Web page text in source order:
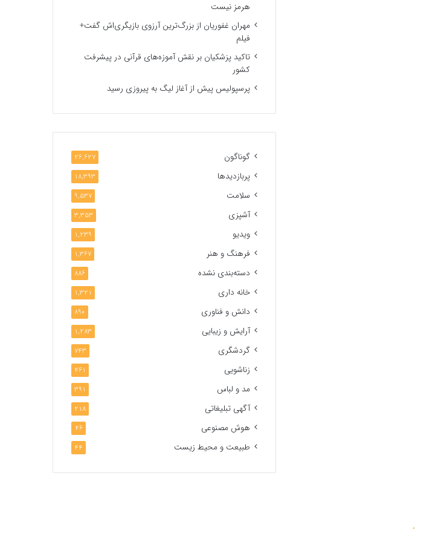
هرمز نیست
مهران غفوریان از بزرگ‌ترین آرزوی بازیگری‌اش گفت+
فیلم
تاکید پزشکیان بر نقش آموزه‌های قرآنی در پیشرفت
کشور
پرسپولیس پیش از آغاز لیگ به پیروزی رسید
گوناگون 26,627
پربازدیدها 18,393
سلامت 9,537
آشپزی 3,353
ویدیو 1,239
فرهنگ و هنر 1,367
دسته‌بندی نشده 886
خانه داری 1,321
دانش و فناوری 890
آرایش و زیبایی 1,283
گردشگری 743
زناشویی 461
مد و لباس 391
آگهی تبلیغاتی 218
هوش مصنوعی 46
طبیعت و محیط زیست 44